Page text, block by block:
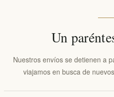
Un
Nuestros envíos se detienen a
viajamos en busca de